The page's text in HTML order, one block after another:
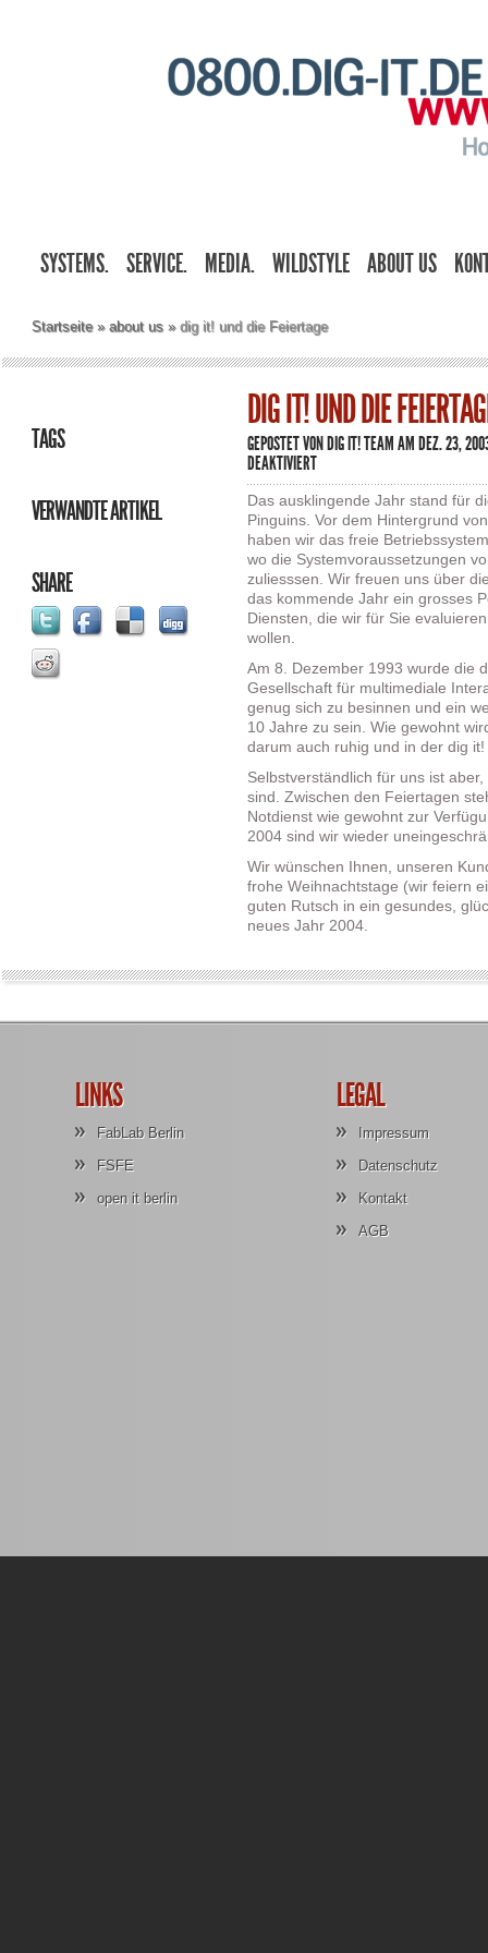
SYSTEMS. SERVICE. MEDIA. WILDSTYLE ABOUT US
Startseite » about us »dig it! und die Feiertage
TAGS
VERWANDTE ARTIKEL
SHARE
DIG IT! UND DIE
GEPOSTET VONDIG IT! TEAMAM DEZ. 23,
DEAKTIVIERTFÜR
DIG
IT!
UND
DIE
FEIERTAGE
Das ausklingende Jahr stand für
Pinguins. Vor dem Hintergrund
haben wir das freie
wo die Systemvoraussetzungen
zuliesssen. Wir freuen uns über
das kommende Jahr ein grosses
Diensten, die wir für Sie
wollen.
Am 8. Dezember 1993 wurde die
Gesellschaft für multimediale
genug sich zu besinnen und ein
10 Jahre zu sein. Wie gewohnt
darum auch ruhig und in der dig
Selbstverständlich für uns ist
sind. Zwischen den Feiertagen
Notdienst wie gewohnt zur
2004 sind wir wieder
Wir wünschen Ihnen, unseren
frohe Weihnachtstage (wir feiern
guten Rutsch in ein gesundes,
neues Jahr 2004.
LINKS
FabLab Berlin
FSFE
open it berlin
LEGAL
Impressum
Datenschutz
Kontakt
AGB